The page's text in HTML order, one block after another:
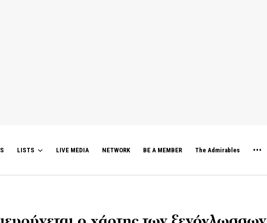
LISTS LIVE MEDIA NETWORK BE A MEMBER The Admirables